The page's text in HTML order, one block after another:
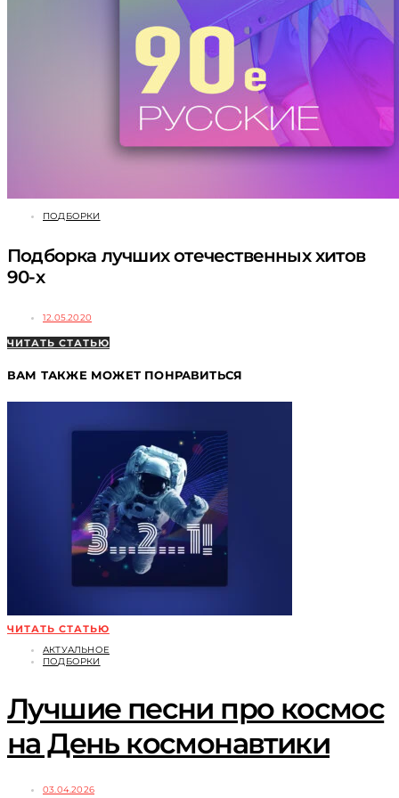
ПОДБОРКИ
Подборка лучших отечественных хитов
90-х
12.05.2020
ЧИТАТЬ СТАТЬЮ
ВАМ ТАКЖЕ МОЖЕТ ПОНРАВИТЬСЯ
ЧИТАТЬ СТАТЬЮ
АКТУАЛЬНОЕ
ПОДБОРКИ
Лучшие песни про космос
на День космонавтики
03.04.2026